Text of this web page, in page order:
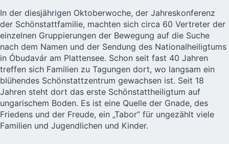
In der diesjährigen Oktoberwoche, der Jahreskonferenz
der Schönstattfamilie, machten sich circa 60 Vertreter der
einzelnen Gruppierungen der Bewegung auf die Suche
nach dem Namen und der Sendung des Nationalheiligtums
in Óbudavár am Plattensee. Schon seit fast 40 Jahren
treffen sich Familien zu Tagungen dort, wo langsam ein
blühendes Schönstattzentrum gewachsen ist. Seit 18
Jahren steht dort das erste Schönstattheiligtum auf
ungarischem Boden. Es ist eine Quelle der Gnade, des
Friedens und der Freude, ein „Tabor” für ungezählt viele
Familien und Jugendlichen und Kinder.